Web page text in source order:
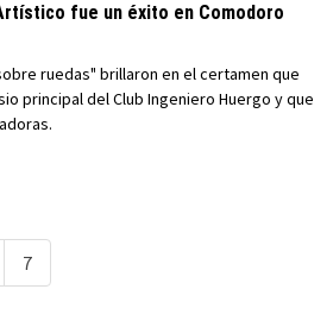
fue un éxito en Comodoro
ruedas" brillaron en el certamen que
principal del Club Ingeniero Huergo y que
7